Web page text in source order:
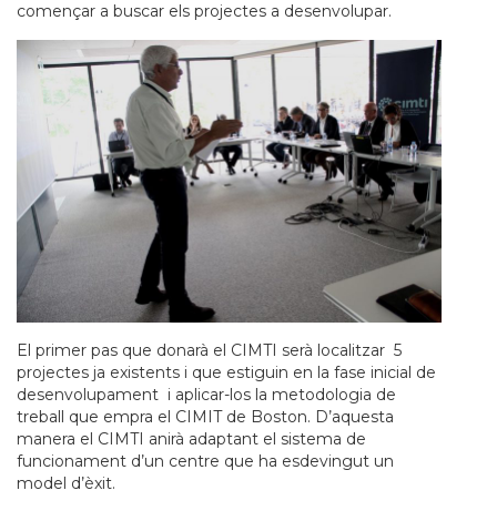
començar a buscar els projectes a desenvolupar.
El primer pas que donarà el CIMTI serà localitzar 5
projectes ja existents i que estiguin en la fase inicial de
desenvolupament i aplicar-los la metodologia de
treball que empra el CIMIT de Boston. D’aquesta
manera el CIMTI anirà adaptant el sistema de
funcionament d’un centre que ha esdevingut un
model d’èxit.